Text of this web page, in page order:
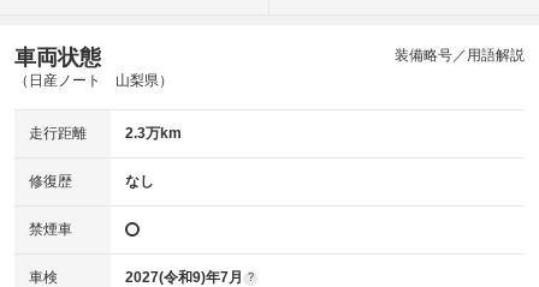
車両状態
（日産ノート 山梨県）
装備略号／用語解説
走行距離 2.3万km
修復歴 なし
禁煙車
車検 2027(令和9)年7月 ?